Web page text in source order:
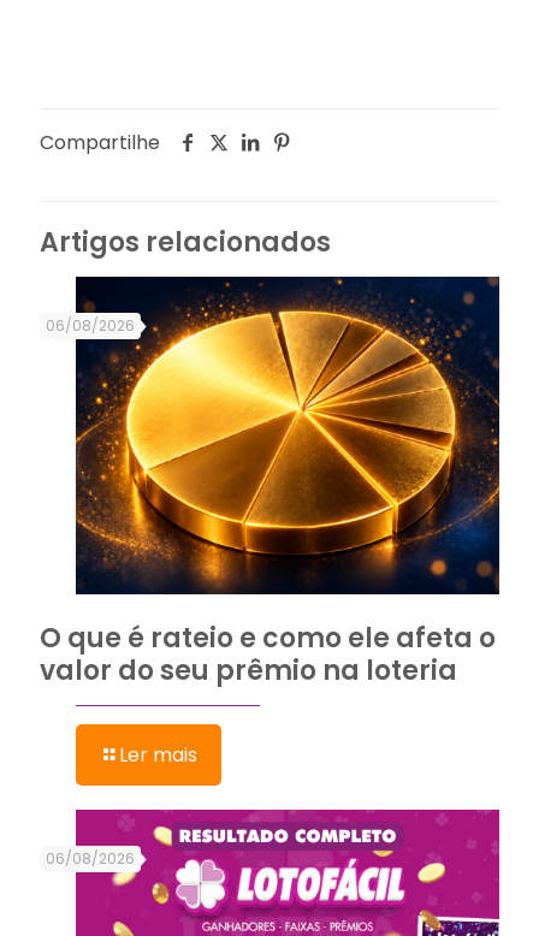
Compartilhe
Artigos relacionados
06/08/2026
O que é rateio e como ele afeta o
valor do seu prêmio na loteria
Ler mais
06/08/2026